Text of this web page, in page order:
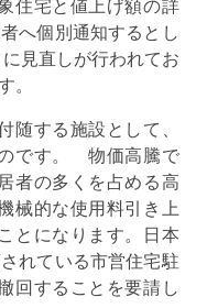
住宅と値上げ額の詳
へ個別通知するとし
見直しが行われてお
。
する施設として、
です。 物価高騰で
者の多くを占める高
械的な使用料引き上
とになります。日本
れている市営住宅駐
回することを要請し